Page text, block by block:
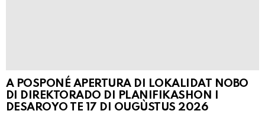
A POSPONÉ APERTURA DI LOKALIDAT NOBO
DI DIREKTORADO DI PLANIFIKASHON I
DESAROYO TE 17 DI OUGÙSTUS 2026